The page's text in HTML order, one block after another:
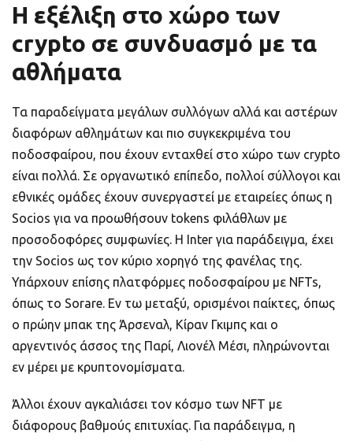
Η εξέλιξη στο χώρο των
crypto σε συνδυασμό με τα
αθλήματα
Τα παραδείγματα μεγάλων συλλόγων αλλά και αστέρων
διαφόρων αθλημάτων και πιο συγκεκριμένα του
ποδοσφαίρου, που έχουν ενταχθεί στο χώρο των crypto
είναι πολλά. Σε οργανωτικό επίπεδο, πολλοί σύλλογοι και
εθνικές ομάδες έχουν συνεργαστεί με εταιρείες όπως η
Socios για να προωθήσουν tokens φιλάθλων με
προσοδοφόρες συμφωνίες. Η Inter για παράδειγμα, έχει
την Socios ως τον κύριο χορηγό της φανέλας της.
Υπάρχουν επίσης πλατφόρμες ποδοσφαίρου με NFTs,
όπως το Sorare. Εν τω μεταξύ, ορισμένοι παίκτες, όπως
ο πρώην μπακ της Άρσεναλ, Κίραν Γκιμπς και ο
αργεντινός άσσος της Παρί, Λιονέλ Μέσι, πληρώνονται
εν μέρει με κρυπτονομίσματα.
Άλλοι έχουν αγκαλιάσει τον κόσμο των NFT με
διάφορους βαθμούς επιτυχίας. Για παράδειγμα, η